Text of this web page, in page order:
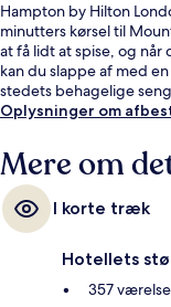
Hampton by Hilton
minutters kørsel til
at få lidt at spise, og
kan du slappe af med
stedets behagelige
Oplysninger om
Mere om
I korte træk
Hotellets
357